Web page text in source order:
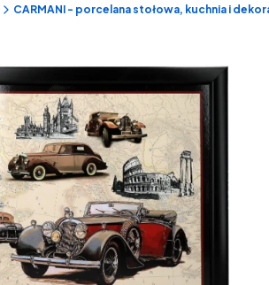
CARMANI - porcelana stołowa, kuchnia i